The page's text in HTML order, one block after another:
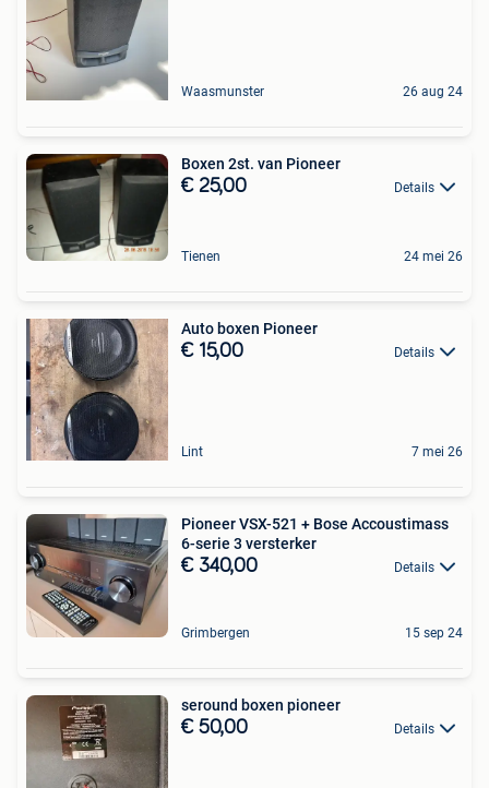
Waasmunster 26 aug 24
Boxen 2st. van Pioneer
€ 25,00 Details
Tienen 24 mei 26
Auto boxen Pioneer
€ 15,00 Details
Lint 7 mei 26
Pioneer VSX-521 + Bose Accoustimass
6-serie 3 versterker
€ 340,00 Details
Grimbergen 15 sep 24
seround boxen pioneer
€ 50,00 Details